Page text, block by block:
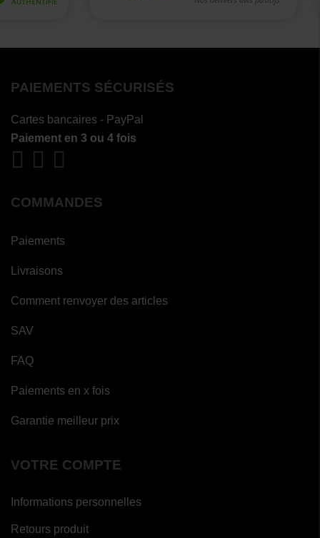
PAIEMENTS SÉCURISÉS
Cartes bancaires - PayPal
Paiement en 3 ou 4 fois
COMMANDES
Paiements
Livraisons
Comment renvoyer des articles
SAV
FAQ
Paiements en x fois
Garantie meilleur prix
VOTRE COMPTE
Informations personnelles
Retours produit